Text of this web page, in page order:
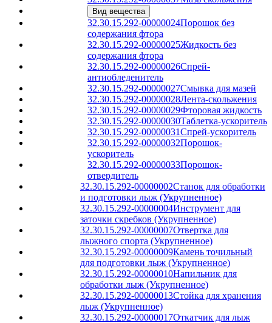
Вид вещества
32.30.15.292-00000024Порошок без
содержания фтора
32.30.15.292-00000025Жидкость без
содержания фтора
32.30.15.292-00000026Спрей-
антиобледенитель
32.30.15.292-00000027Смывка для мазей
32.30.15.292-00000028Лента-скольжения
32.30.15.292-00000029Фторовая жидкость
32.30.15.292-00000030Таблетка-ускоритель
32.30.15.292-00000031Спрей-ускоритель
32.30.15.292-00000032Порошок-
ускоритель
32.30.15.292-00000033Порошок-
отвердитель
32.30.15.292-00000002Станок для обработки
и подготовки лыж (Укрупненное)
32.30.15.292-00000004Инструмент для
заточки скребков (Укрупненное)
32.30.15.292-00000007Отвертка для
лыжного спорта (Укрупненное)
32.30.15.292-00000009Камень точильный
для подготовки лыж (Укрупненное)
32.30.15.292-00000010Напильник для
обработки лыж (Укрупненное)
32.30.15.292-00000013Стойка для хранения
лыж (Укрупненное)
32.30.15.292-00000017Откатчик для лыж